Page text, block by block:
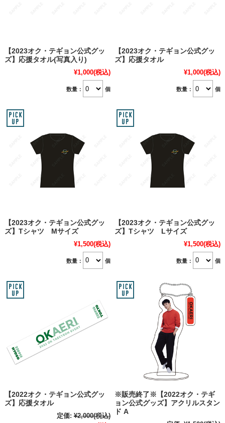
【2023オク・テギョン公式グッ
ズ】応援タオル(写真入り)
¥1,000(税込)
数量： 個
【2023オク・テギョン公式グッ
ズ】応援タオル
¥1,000(税込)
数量： 個
【2023オク・テギョン公式グッ
ズ】Tシャツ Mサイズ
¥1,500(税込)
数量： 個
【2023オク・テギョン公式グッ
ズ】Tシャツ Lサイズ
¥1,500(税込)
数量： 個
【2022オク・テギョン公式グッ
ズ】応援タオル
定価: ¥2,000(税込)
※販売終了※【2022オク・テギ
ョン公式グッズ】アクリルスタン
ド A